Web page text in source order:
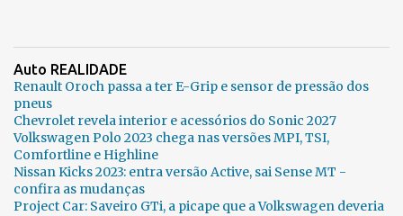
Auto REALIDADE
Renault Oroch passa a ter E-Grip e sensor de pressão dos
pneus
Chevrolet revela interior e acessórios do Sonic 2027
Volkswagen Polo 2023 chega nas versões MPI, TSI,
Comfortline e Highline
Nissan Kicks 2023: entra versão Active, sai Sense MT -
confira as mudanças
Project Car: Saveiro GTi, a picape que a Volkswagen deveria